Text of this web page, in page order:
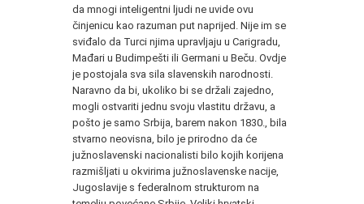
da mnogi in­teligentni ljudi ne uvide ovu
činjenicu kao razuman put naprijed. Nije im se
sviđalo da Turci njima upravljaju u Carigradu,
Mađa­ri u Budimpešti ili Germani u Beču. Ovdje
je postojala sva sila slavenskih narodnosti.
Naravno da bi, ukoliko bi se držali zajed­no,
mogli ostvariti jednu svoju vlastitu državu, a
pošto je samo Srbija, barem nakon 1830., bila
stvarno neovisna, bilo je prirod­no da će
južnoslavenski nacionalisti bilo kojih korijena
razmišlja­ti u okvirima južnoslavenske nacije,
Jugoslavije s federalnom strukturom na